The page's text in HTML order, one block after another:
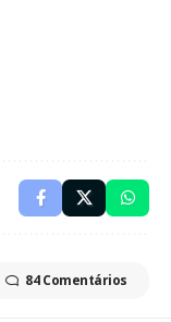
84 Comentários